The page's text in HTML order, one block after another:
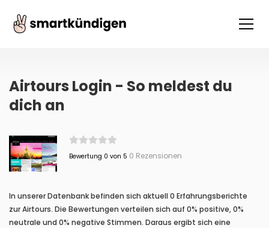
Airtours Login - So meldest du
dich an
Bewertung 0 von 5 0 Rezensionen
In unserer Datenbank befinden sich aktuell 0 Erfahrungsberichte
zur Airtours. Die Bewertungen verteilen sich auf 0% positive, 0%
neutrale und 0% negative Stimmen. Daraus ergibt sich eine